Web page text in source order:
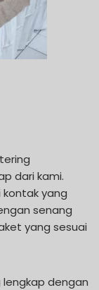
dari kami.
yang
senang
yang sesuai
dengan